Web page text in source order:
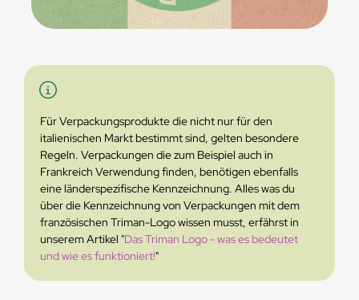
Für Verpackungsprodukte die nicht nur für den
italienischen Markt bestimmt sind, gelten besondere
Regeln. Verpackungen die zum Beispiel auch in
Frankreich Verwendung finden, benötigen ebenfalls
eine länderspezifische Kennzeichnung. Alles was du
über die Kennzeichnung von Verpackungen mit dem
französischen Triman-Logo wissen musst, erfährst in
unserem Artikel "Das Triman Logo - was es bedeutet
und wie es funktioniert!"